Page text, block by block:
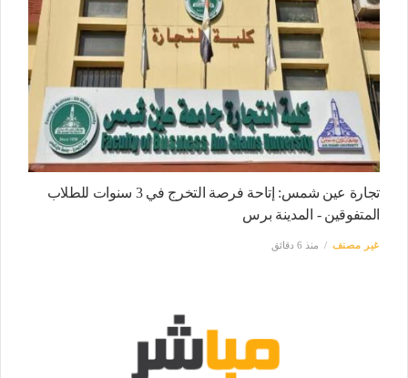
تجارة عين شمس: إتاحة فرصة التخرج في 3 سنوات للطلاب
المتفوقين - المدينة برس
غير مصنف منذ 6 دقائق